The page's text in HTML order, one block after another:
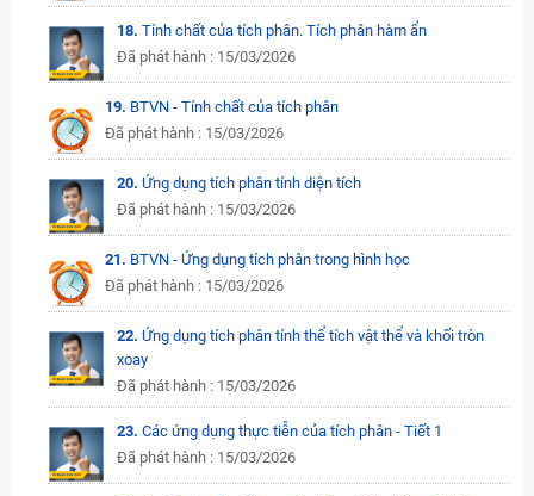
18. Tính chất của tích phân. Tích phân hàm ẩn
Đã phát hành : 15/03/2026
19. BTVN - Tính chất của tích phân
Đã phát hành : 15/03/2026
20. Ứng dụng tích phân tính diện tích
Đã phát hành : 15/03/2026
21. BTVN - Ứng dụng tích phân trong hình học
Đã phát hành : 15/03/2026
22. Ứng dụng tích phân tính thể tích vật thể và khối tròn
xoay
Đã phát hành : 15/03/2026
23. Các ứng dụng thực tiễn của tích phân - Tiết 1
Đã phát hành : 15/03/2026